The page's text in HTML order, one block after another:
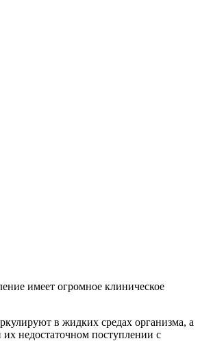
имеет огромное клиническое
в жидких средах организма, а
недостаточном поступлении с